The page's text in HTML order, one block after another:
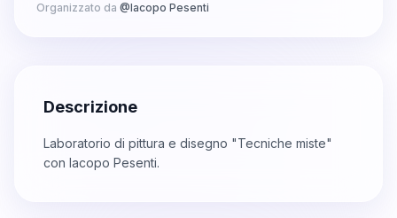
Organizzato da @Iacopo Pesenti
Descrizione
Laboratorio di pittura e disegno "Tecniche miste"
con Iacopo Pesenti.